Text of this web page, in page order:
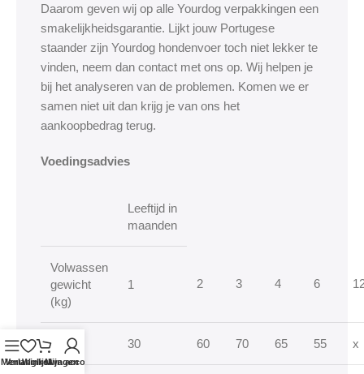
Daarom geven wij op alle Yourdog verpakkingen een
smakelijkheidsgarantie. Lijkt jouw Portugese
staander zijn Yourdog hondenvoer toch niet lekker te
vinden, neem dan contact met ons op. Wij helpen je
bij het analyseren van de problemen. Komen we er
samen niet uit dan krijg je van ons het
aankoopbedrag terug.
Voedingsadvies
Leeftijd in
maanden
Volwassen
gewicht
(kg)
1 2 3 4 6
2.5 30 60 70 65 55 x
Menu
Verlanglijst
Winkelwagen
Mijn account